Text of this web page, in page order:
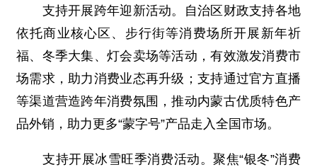
支持开展跨年迎新活动。自治区财政支持各地
依托商业核心区、步行街等消费场所开展新年祈
福、冬季大集、灯会卖场等活动，有效激发消费市
场需求，助力消费业态再升级；支持通过官方直播
等渠道营造跨年消费氛围，推动内蒙古优质特色产
品外销，助力更多“蒙字号”产品走入全国市场。
支持开展冰雪旺季消费活动。聚焦“银冬”消费